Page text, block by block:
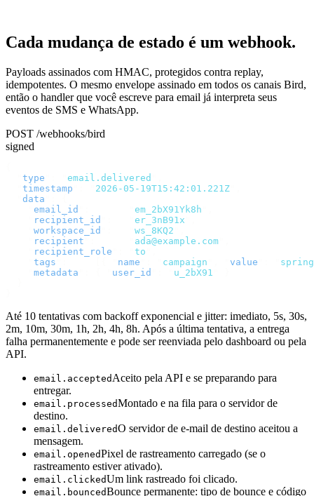
Cada mudança de estado é um webhook.
Payloads assinados com HMAC, protegidos contra replay,
idempotentes. O mesmo envelope assinado em todos os canais Bird,
então o handler que você escreve para email já interpreta seus
eventos de SMS e WhatsApp.
POST /webhooks/bird
signed
type email.delivered
timestamp 2026-05-19T15:42:01.221Z
data
email_id em_2bX91Yk8h
recipient_id er_3nB91x
workspace_id ws_8KQ2
recipient ada@example.com
recipient_role to
tags name campaign value
metadata user_id u_2bX91
Até 10 tentativas com backoff exponencial e jitter: imediato, 5s, 30s,
2m, 10m, 30m, 1h, 2h, 4h, 8h. Após a última tentativa, a entrega
falha permanentemente e pode ser reenviada pelo dashboard ou pela
API.
email.accepted Aceito pela API e se preparando para
entregar.
email.processedMontado e na fila para o servidor de
destino.
email.deliveredO servidor de e-mail de destino aceitou a
mensagem.
email.openedPixel de rastreamento carregado (se o
rastreamento estiver ativado).
email.clickedUm link rastreado foi clicado.
email.bouncedBounce permanente: tipo de bounce e código